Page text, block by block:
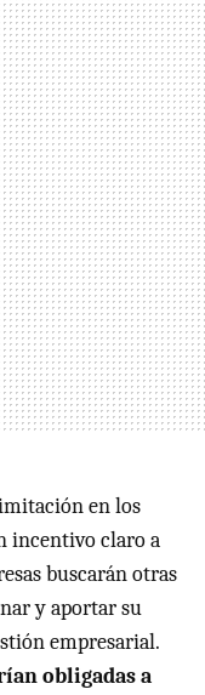
en los
incentivo claro a
buscarán otras
y aportar su
empresarial.
obligadas a